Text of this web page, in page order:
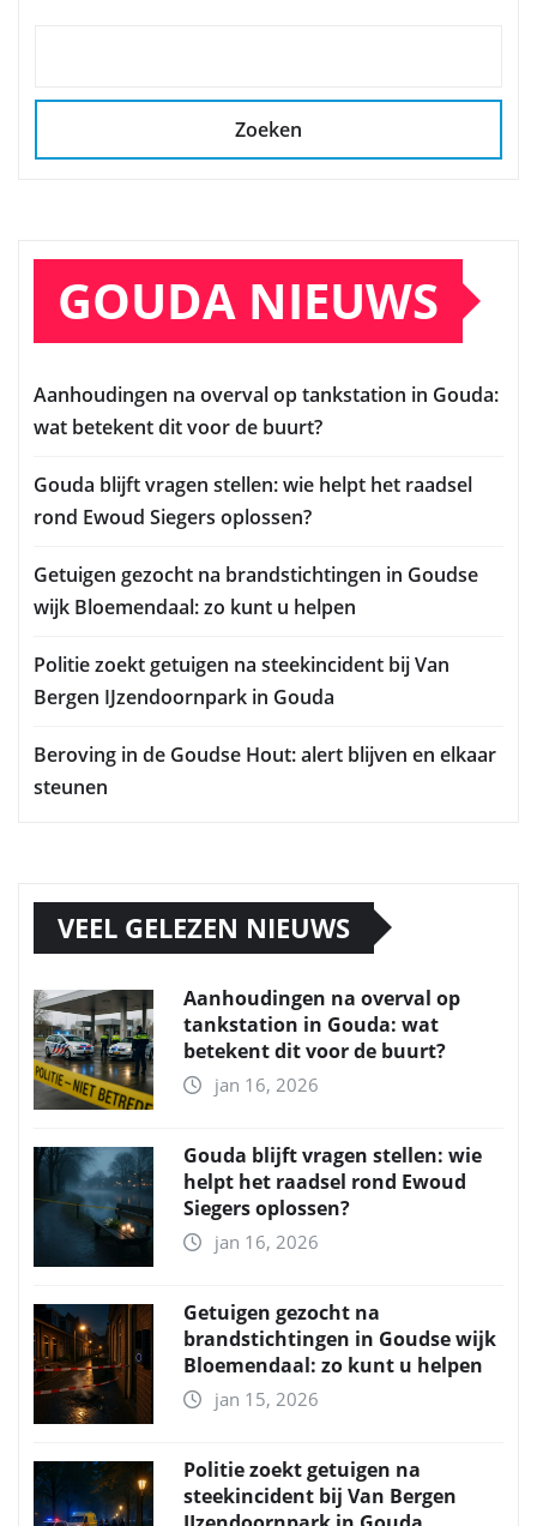
Zoeken
GOUDA NIEUWS
Aanhoudingen na overval op tankstation in Gouda:
wat betekent dit voor de buurt?
Gouda blijft vragen stellen: wie helpt het raadsel
rond Ewoud Siegers oplossen?
Getuigen gezocht na brandstichtingen in Goudse
wijk Bloemendaal: zo kunt u helpen
Politie zoekt getuigen na steekincident bij Van
Bergen IJzendoornpark in Gouda
Beroving in de Goudse Hout: alert blijven en elkaar
steunen
VEEL GELEZEN NIEUWS
Aanhoudingen na overval op
tankstation in Gouda: wat
betekent dit voor de buurt?
jan 16, 2026
Gouda blijft vragen stellen: wie
helpt het raadsel rond Ewoud
Siegers oplossen?
jan 16, 2026
Getuigen gezocht na
brandstichtingen in Goudse wijk
Bloemendaal: zo kunt u helpen
jan 15, 2026
Politie zoekt getuigen na
steekincident bij Van Bergen